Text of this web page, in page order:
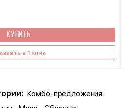
КУПИТЬ
в 1 клик
Комбо-предложения